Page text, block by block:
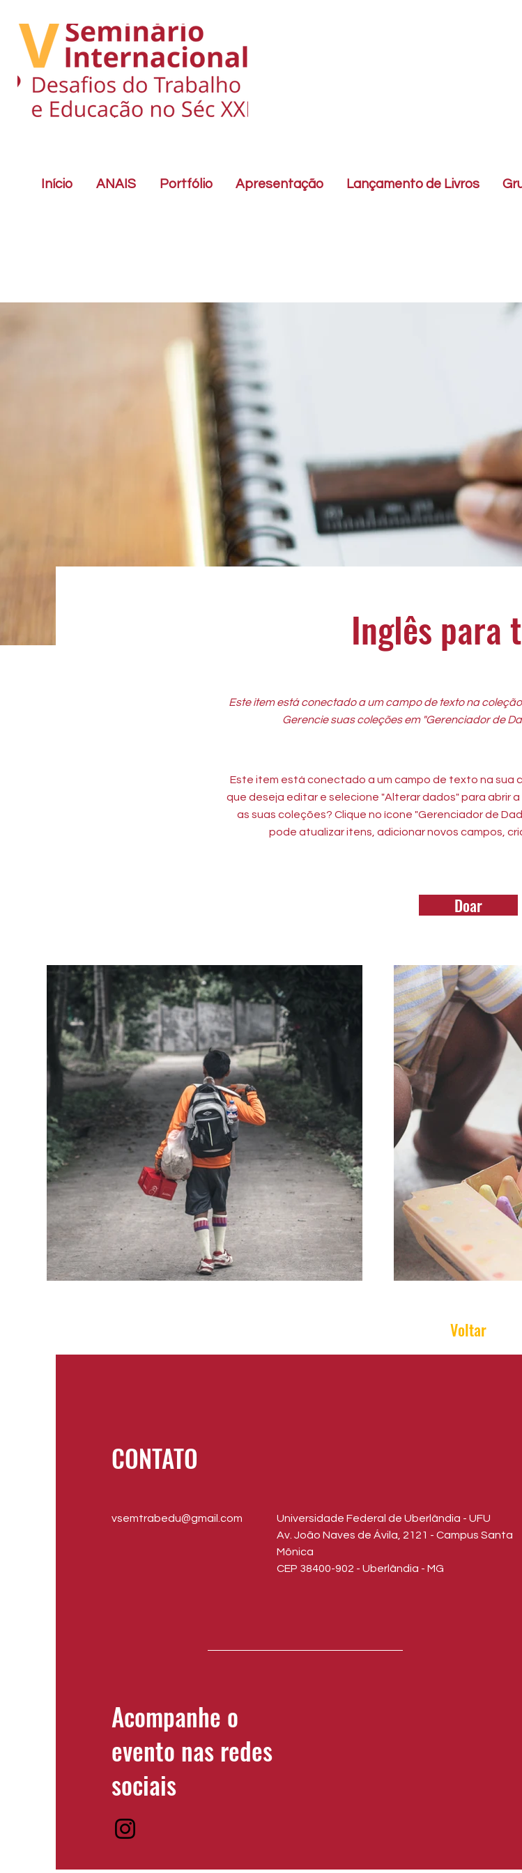
Início ANAIS Portfólio Apresentação Lançamento de Livros
Inglês para
Este item está conectado a um campo de texto na
Gerencie suas coleções em "Gerenciador de
Este item está conectado a um campo de texto na sua
que deseja editar e selecione "Alterar dados" para abrir
as suas coleções? Clique no ícone "Gerenciador de
pode atualizar itens, adicionar novos campos,
Doar
Voltar
CONTATO
vsemtrabedu@gmail.com
​Universidade Federal de Uberlândia - UFU
Av. João Naves de Ávila, 2121 - Campus Santa
Mônica
CEP 38400-902 - Uberlândia - MG
Acompanhe o
evento nas redes
sociais